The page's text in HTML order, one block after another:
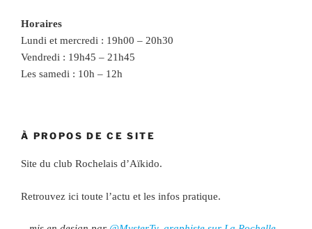
Horaires
Lundi et mercredi : 19h00 – 20h30
Vendredi : 19h45 – 21h45
Les samedi : 10h – 12h
À PROPOS DE CE SITE
Site du club Rochelais d’Aïkido.
Retrouvez ici toute l’actu et les infos pratique.